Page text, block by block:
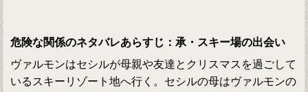
危険な関係のネタバレあらすじ：承・スキー場の出会い
ヴァルモンはセシルが母親や友達とクリスマスを過ごして
いるスキーリゾート地へ行く。セシルの母はヴァルモンの